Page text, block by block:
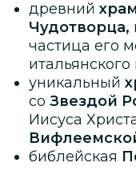
древний
Чудотворца,
частица его
уникальный
со Звездой
Иисуса
библейская